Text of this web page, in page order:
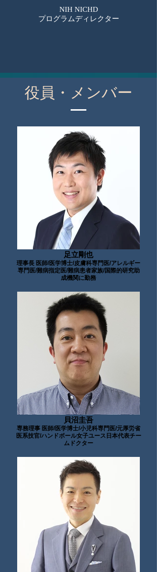
NIH NICHD
​プログラムディレクター
役員・メンバー
足立剛也
理事長 医師/医学博士/皮膚科専門医/アレルギー
専門医/難病指定医/難病患者家族/国際的研究助
成機関に勤務
貝沼圭吾
専務理事 医師/医学博士/小児科専門医/元厚労省
医系技官/ハンドボール女子ユース日本代表チー
ムドクター